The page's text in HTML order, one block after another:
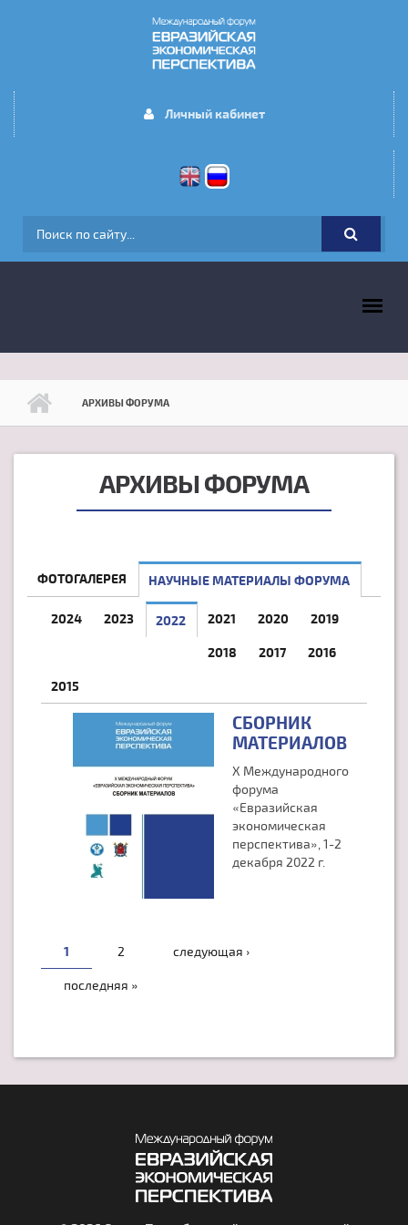
Личный кабинет
ФОРМА ПОИСКА
АРХИВЫ ФОРУМА
АРХИВЫ ФОРУМА
ФОТОГАЛЕРЕЯ НАУЧНЫЕ МАТЕРИАЛЫ ФОРУМА
2024 2023 2022 (АКТИВНАЯ ВКЛАДКА)
2021 2020 2019
2018 2017 2016
2015
СБОРНИК
МАТЕРИАЛОВ
X Международного
форума
«Евразийская
экономическая
перспектива», 1-2
декабря 2022 г.
СТРАНИЦЫ
1 2 следующая ›
последняя »